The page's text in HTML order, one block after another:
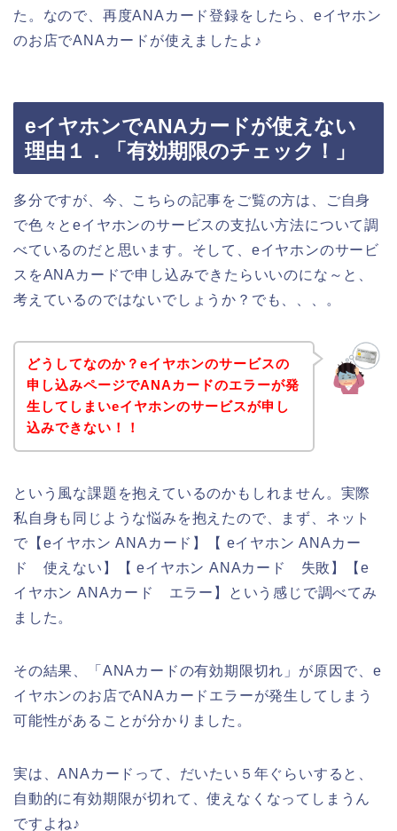
た。なので、再度ANAカード登録をしたら、eイヤホン
のお店でANAカードが使えましたよ♪
eイヤホンでANAカードが使えない
理由１．「有効期限のチェック！」
多分ですが、今、こちらの記事をご覧の方は、ご自身
で色々とeイヤホンのサービスの支払い方法について調
べているのだと思います。そして、eイヤホンのサービ
スをANAカードで申し込みできたらいいのにな～と、
考えているのではないでしょうか？でも、、、。
どうしてなのか？eイヤホンのサービスの
申し込みページでANAカードのエラーが発
生してしまいeイヤホンのサービスが申し
込みできない！！
という風な課題を抱えているのかもしれません。実際
私自身も同じような悩みを抱えたので、まず、ネット
で【eイヤホン ANAカード】【 eイヤホン ANAカー
ド 使えない】【 eイヤホン ANAカード 失敗】【e
イヤホン ANAカード エラー】という感じで調べてみ
ました。
その結果、「ANAカードの有効期限切れ」が原因で、e
イヤホンのお店でANAカードエラーが発生してしまう
可能性があることが分かりました。
実は、ANAカードって、だいたい５年ぐらいすると、
自動的に有効期限が切れて、使えなくなってしまうん
ですよね♪